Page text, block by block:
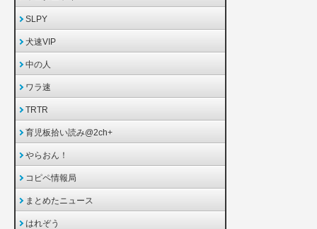
SLPY
犬速VIP
中の人
ワラ速
TRTR
育児板拾い読み@2ch+
やらおん！
コピペ情報局
まとめたニュース
はれぞう